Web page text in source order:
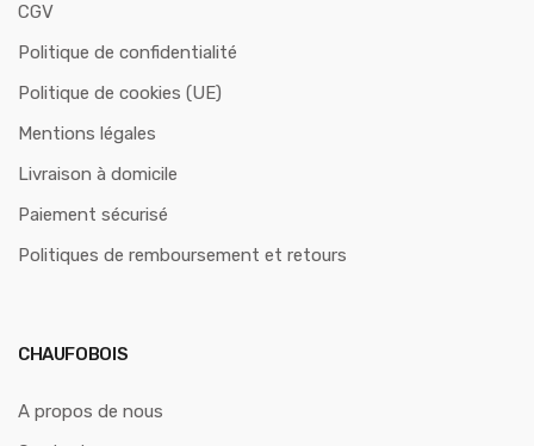
CGV
Politique de confidentialité
Politique de cookies (UE)
Mentions légales
Livraison à domicile
Paiement sécurisé
Politiques de remboursement et retours
CHAUFOBOIS
A propos de nous